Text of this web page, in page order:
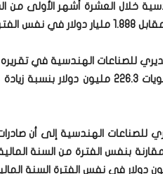
للصناعات الهندسية في تقريره